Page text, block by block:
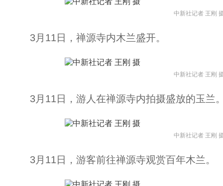
中新社记者 王刚
3月11日，禅源寺内木兰盛开。
中新社记者 王刚
3月11日，游人在禅源寺内拍摄盛放的玉兰
中新社记者 王刚
3月11日，游客前往禅源寺观赏百年木兰。